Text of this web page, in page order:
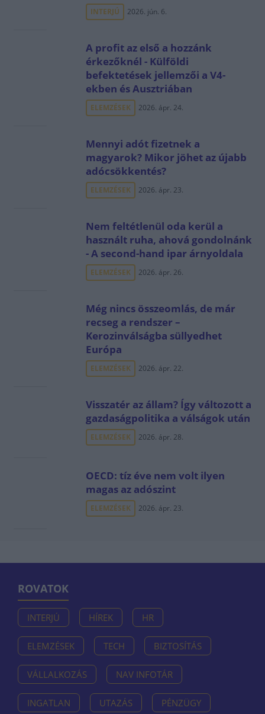
INTERJÚ 2026. jún. 6.
A profit az első a hozzánk
érkezőknél - Külföldi
befektetések jellemzői a V4-
ekben és Ausztriában
ELEMZÉSEK 2026. ápr. 24.
Mennyi adót fizetnek a
magyarok? Mikor jöhet az újabb
adócsökkentés?
ELEMZÉSEK 2026. ápr. 23.
Nem feltétlenül oda kerül a
használt ruha, ahová gondolnánk
- A second-hand ipar árnyoldala
ELEMZÉSEK 2026. ápr. 26.
Még nincs összeomlás, de már
recseg a rendszer –
Kerozinválságba süllyedhet
Európa
ELEMZÉSEK 2026. ápr. 22.
Visszatér az állam? Így változott a
gazdaságpolitika a válságok után
ELEMZÉSEK 2026. ápr. 28.
OECD: tíz éve nem volt ilyen
magas az adószint
ELEMZÉSEK 2026. ápr. 23.
ROVATOK
INTERJÚ HÍREK HR
ELEMZÉSEK TECH BIZTOSÍTÁS
VÁLLALKOZÁS NAV INFOTÁR
INGATLAN UTAZÁS PÉNZÜGY